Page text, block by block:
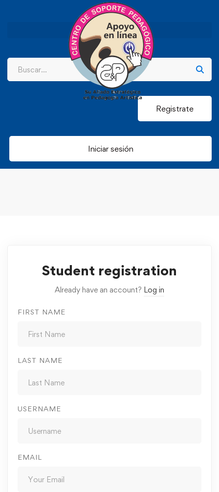
Registrate
Iniciar sesión
Student registration
Already have an account? Log in
FIRST NAME
LAST NAME
USERNAME
EMAIL